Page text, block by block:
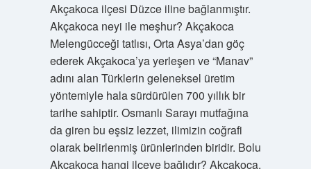
Akçakoca ilçesi Düzce iline bağlanmıştır.
Akçakoca neyi ile meşhur? Akçakoca
Melengücceği tatlısı, Orta Asya’dan göç
ederek Akçakoca’ya yerleşen ve “Manav”
adını alan Türklerin geleneksel üretim
yöntemiyle hala sürdürülen 700 yıllık bir
tarihe sahiptir. Osmanlı Sarayı mutfağına
da giren bu eşsiz lezzet, ilimizin coğrafi
olarak belirlenmiş ürünlerinden biridir. Bolu
Akçakoca hangi ilçeye bağlıdır? Akçakoca,